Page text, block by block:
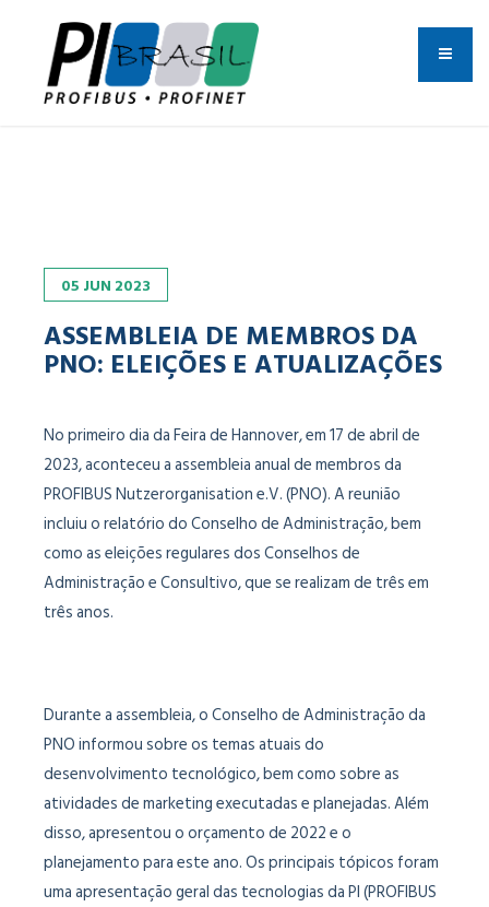
05 JUN 2023
ASSEMBLEIA DE MEMBROS DA
PNO: ELEIÇÕES E ATUALIZAÇÕES
No primeiro dia da Feira de Hannover, em 17 de abril de
2023, aconteceu a assembleia anual de membros da
PROFIBUS Nutzerorganisation e.V. (PNO). A reunião
incluiu o relatório do Conselho de Administração, bem
como as eleições regulares dos Conselhos de
Administração e Consultivo, que se realizam de três em
três anos.
Durante a assembleia, o Conselho de Administração da
PNO informou sobre os temas atuais do
desenvolvimento tecnológico, bem como sobre as
atividades de marketing executadas e planejadas. Além
disso, apresentou o orçamento de 2022 e o
planejamento para este ano. Os principais tópicos foram
uma apresentação geral das tecnologias da PI (PROFIBUS